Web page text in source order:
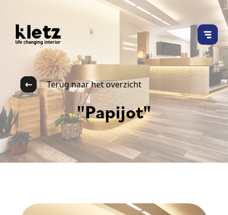
Terug naar het overzicht
"Papijot"